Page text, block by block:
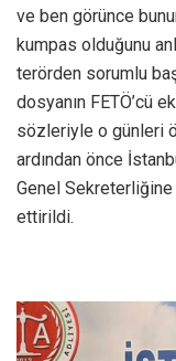
ve ben görünce
kumpas olduğunu
terörden sorumlu
dosyanın FETÖ’cü
sözleriyle o günleri
ardından önce
Genel
ettirildi.